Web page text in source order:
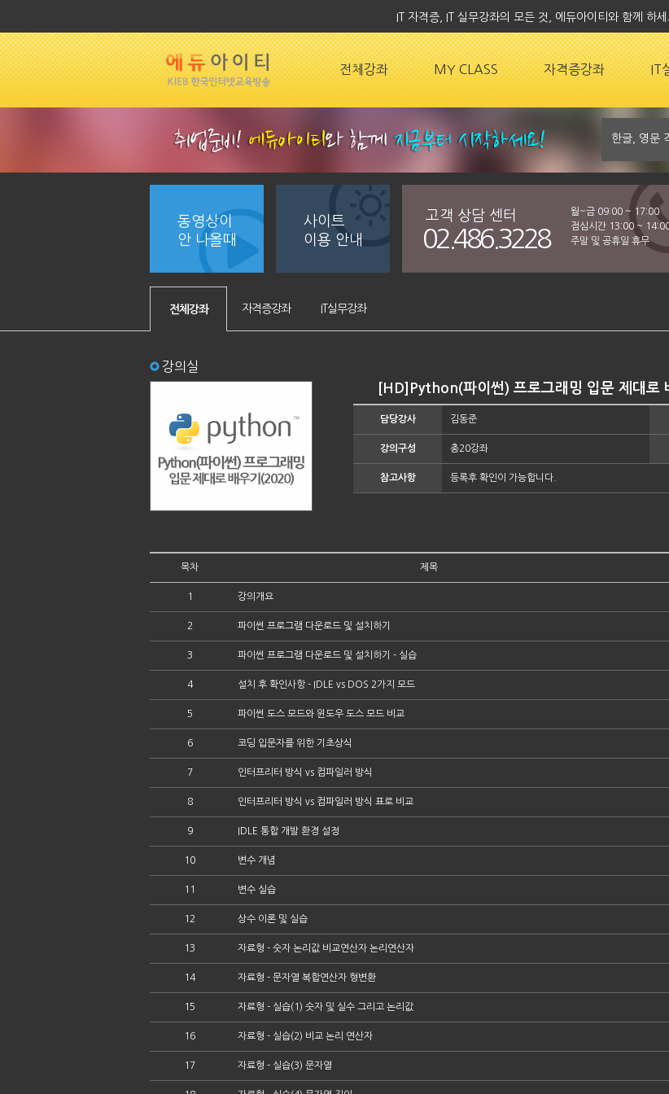
IT 자격증, IT 실무강좌의 모든 것, 에듀아이티와 함께 하세
전체강좌 MY CLASS 자격증강좌 IT
동영상이
안 나올때
사이트
이용 안내
고객 상담 센터
02.486.3228
월~금 09:00 ~ 17:00
점심시간 13:00 ~
주말 및 공휴일 휴무
전체강좌 자격증강좌 IT실무강좌
강의실
[HD]Python(파이썬) 프로그래밍 입문 제대로
담당강사 김동준
강의구성 총20강좌
참고사항 등록후 확인이 가능합니다.
목차 제목
1 강의개요
2 파이썬 프로그램 다운로드 및 설치하기
3 파이썬 프로그램 다운로드 및 설치하기 - 실습
4 설치 후 확인사항 - IDLE vs DOS 2가지 모드
5 파이썬 도스 모드와 윈도우 도스 모드 비교
6 코딩 입문자를 위한 기초상식
7 인터프리터 방식 vs 컴파일러 방식
8 인터프리터 방식 vs 컴파일러 방식 표로 비교
9 IDLE 통합 개발 환경 설정
10 변수 개념
11 변수 실습
12 상수 이론 및 실습
13 자료형 - 숫자 논리값 비교연산자 논리연산자
14 자료형 - 문자열 복합연산자 형변환
15 자료형 - 실습(1) 숫자 및 실수 그리고 논리값
16 자료형 - 실습(2) 비교 논리 연산자
17 자료형 - 실습(3) 문자열